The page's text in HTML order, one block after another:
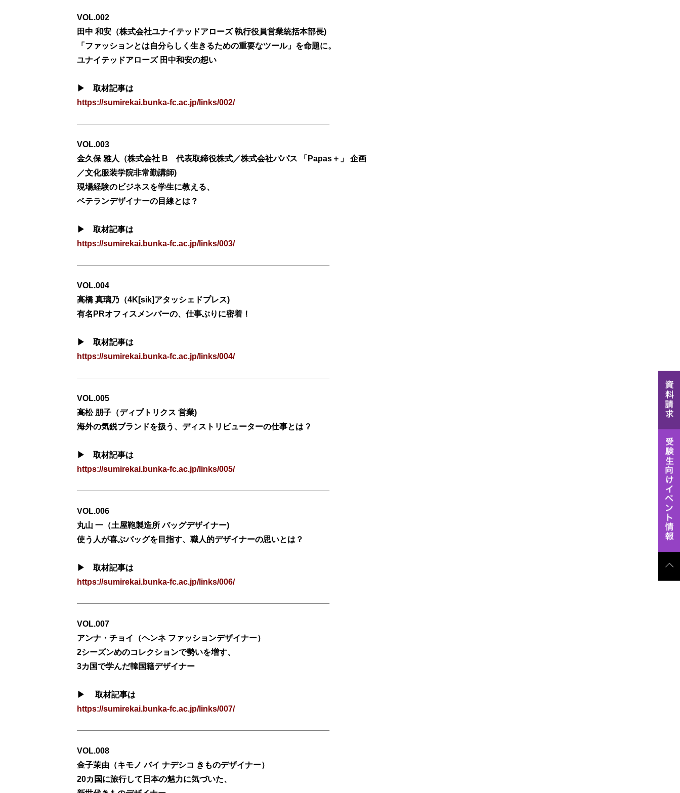
VOL.002
田中 和安（株式会社ユナイテッドアローズ 執行役員営業統括本部長)
「ファッションとは自分らしく生きるための重要なツール」を命題に。
ユナイテッドアローズ 田中和安の想い
▶ 取材記事は
https://sumirekai.bunka-fc.ac.jp/links/002/
VOL.003
金久保 雅人
（株式会社 B 代表取締役株式／株式会社パパス 「Papas＋」 企画
／文化服装学院非常勤講師)
現場経験のビジネスを学生に教える、
ベテランデザイナーの目線とは？
▶ 取材記事は
https://sumirekai.bunka-fc.ac.jp/links/003/
VOL.004
高橋 真璃乃 （4K[sik]アタッシェドプレス)
有名PRオフィスメンバーの、仕事ぶりに密着！
▶ 取材記事は
https://sumirekai.bunka-fc.ac.jp/links/004/
VOL.005
高松 朋子 （ディプトリクス 営業)
海外の気鋭ブランドを扱う、ディストリビューターの仕事とは ?
▶ 取材記事は
https://sumirekai.bunka-fc.ac.jp/links/005/
VOL.006
丸山 一 （土屋鞄製造所 バッグデザイナー)
使う人が喜ぶバッグを目指す、職人的デザイナーの思いとは？
▶ 取材記事は
https://sumirekai.bunka-fc.ac.jp/links/006/
VOL.007
アンナ・チョイ（ヘンネ ファッションデザイナー）
2シーズンめのコレクションで勢いを増す、
3カ国で学んだ韓国籍デザイナー
▶ 取材記事は
https://sumirekai.bunka-fc.ac.jp/links/007/
VOL.008
金子茉由 （キモノ バイ ナデシコ きものデザイナー）
20カ国に旅行して日本の魅力に気づいた、